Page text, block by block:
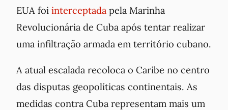
EUA foi interceptada pela Marinha
Revolucionária de Cuba após tentar realizar
uma infiltração armada em território cubano.
A atual escalada recoloca o Caribe no centro
das disputas geopolíticas continentais. As
medidas contra Cuba representam mais um